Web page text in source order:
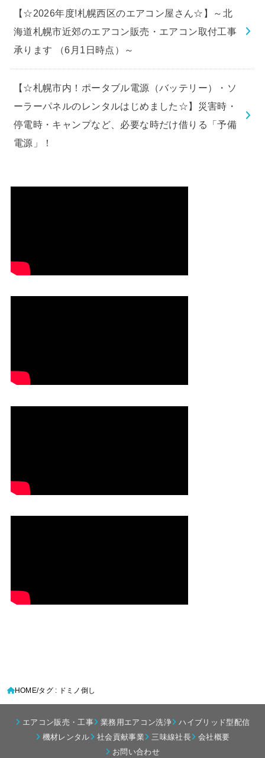
【☆2026年度!札幌西区のエアコン屋さん☆】～北
海道札幌市近郊のエアコン販売・エアコン取付工事
承ります （6月1日時点）～
【☆札幌市内！ポータブル電源（バッテリー）・ソ
ーラーパネルのレンタルはじめました☆】災害時・
停電時・キャンプなど、必要な時だけ借りる「予備
電源」！
HOME タグ : ドミノ倒し
エアコン販売・工事 業務用エアコン洗浄
ハイブリッド型配信
機材レンタル
社会貢献事業 三味線社長
会社概要
お問い合わせ